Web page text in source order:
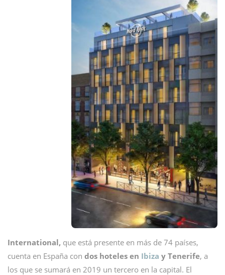
International, que está presente en más de 74 países,
cuenta en España con dos hoteles en Ibiza y Tenerife, a
los que se sumará en 2019 un tercero en la capital. El